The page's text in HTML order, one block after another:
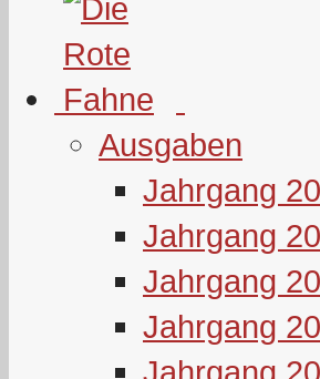
Ausgaben
Jahrgang
Jahrgang
Jahrgang
Jahrgang